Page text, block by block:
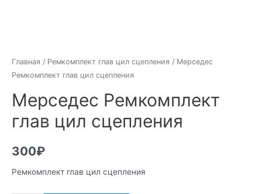
Главная / Ремкомплект глав цил сцепления / Мерседес
Ремкомплект глав цил сцепления
Мерседес Ремкомплект
глав цил сцепления
300₽
Ремкомплект глав цил сцепления